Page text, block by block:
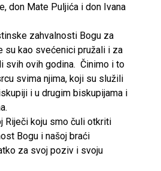
don Mate Puljića i don Ivana
zahvalnosti Bogu za
su kao svećenici pružali i za
svih ovih godina. Činimo i to
svima njima, koji su služili
i u drugim biskupijama i
Riječi koju smo čuli otkriti
Bogu i našoj braći
za svoj poziv i svoju